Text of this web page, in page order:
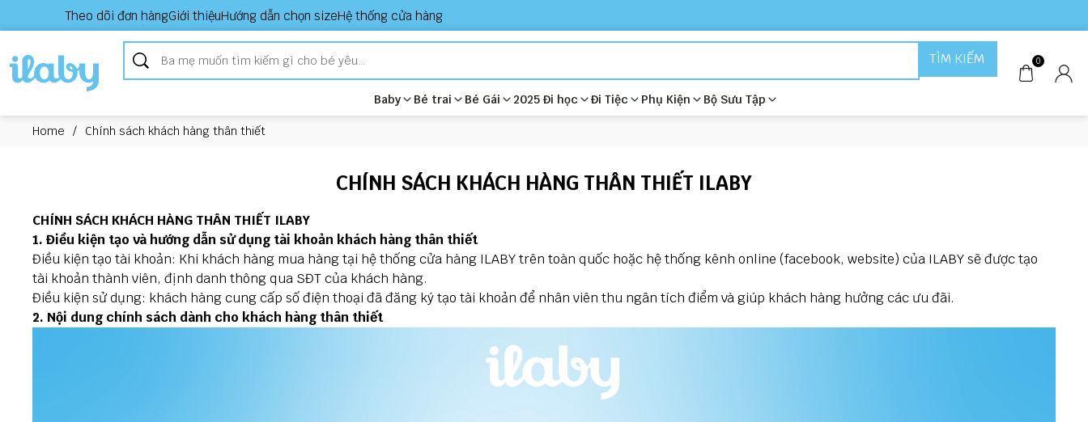
Theo dõi đơn hàngGiới thiệuHướng dẫn chọn sizeHệ thống cửa hàng
0
Baby Bé trai Bé Gái 2025 Đi học Đi Tiệc Phụ Kiện Bộ Sưu Tập
TÌM KIẾM
Home / Chính sách khách hàng thân thiết
CHÍNH SÁCH KHÁCH HÀNG THÂN THIẾT ILABY
CHÍNH SÁCH KHÁCH HÀNG THÂN THIẾT ILABY
1. Điều kiện tạo và hướng dẫn sử dụng tài khoản khách hàng thân thiết
Điều kiện tạo tài khoản: Khi khách hàng mua hàng tại hệ thống cửa hàng ILABY trên toàn quốc hoặc hệ thống kênh online (facebook, website) của ILABY sẽ được tạo
tài khoản thành viên, định danh thông qua SĐT của khách hàng.
Điều kiện sử dụng: khách hàng cung cấp số điện thoại đã đăng ký tạo tài khoản để nhân viên thu ngân tích điểm và giúp khách hàng hưởng các ưu đãi.
2. Nội dung chính sách dành cho khách hàng thân thiết